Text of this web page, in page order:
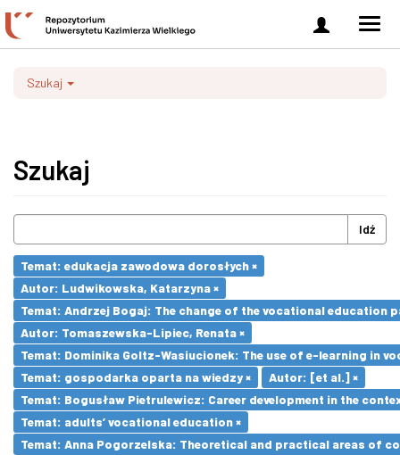
Zaloguj
się
Szukaj
Szukaj
Idź
Temat: edukacja zawodowa dorosłych ×
Autor: Ludwikowska, Katarzyna ×
Temat: Andrzej Bogaj: The change of the vocational education
Autor: Tomaszewska-Lipiec, Renata ×
Temat: Dominika Goltz-Wasiucionek: The use of e-learning in
Temat: gospodarka oparta na wiedzy ×
Autor: [et al.] ×
Temat: Bogusław Pietrulewicz: Career development in the
Temat: adults’ vocational education ×
Temat: Anna Pogorzelska: Theoretical and practical areas of